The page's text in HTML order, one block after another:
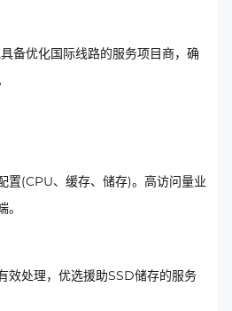
备优化国际线路的服务项目商，确
置(CPU、缓存、储存)。高访问量业
效处理，优选援助SSD储存的服务